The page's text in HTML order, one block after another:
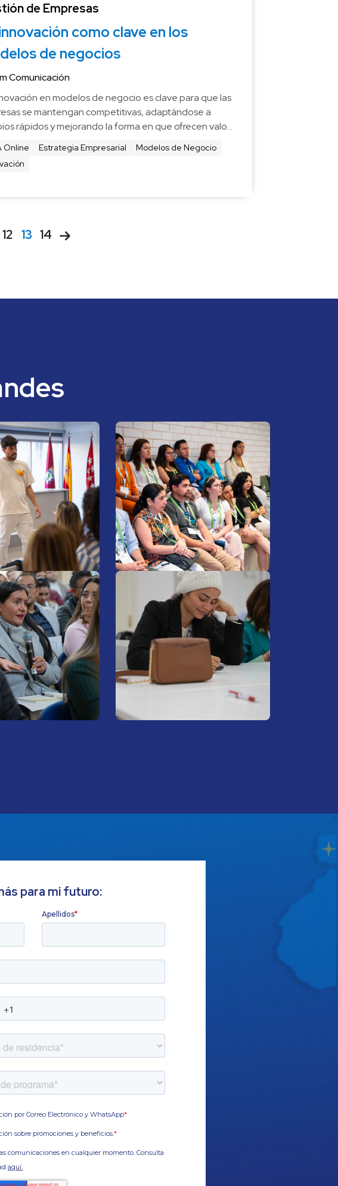
de Empresas
como clave en los
de negocios
Comunicación
en modelos de negocio es clave para que las
se mantengan competitivas, adaptándose a
rápidos y mejorando la forma en que ofrecen valor.
competitivas sostenibles y rentabilidad.
Online Estrategia Empresarial
Modelos de Negocio
12 13 14
para mi futuro: